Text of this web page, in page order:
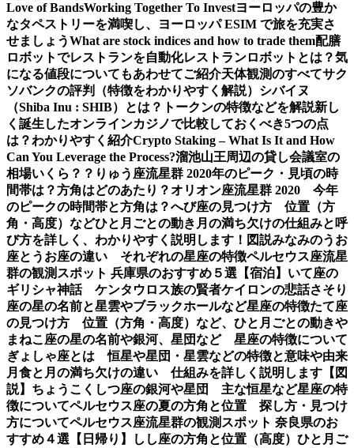
Love of BandsWorking Together To Investヨーロッパの豊か
なタペストリーを満喫し、ヨーロッパ ESIM で旅を充実さ
せましょうWhat are stock indices and how to trade them配膳
ロボットでレストランを自動化レストランロボットとは？気
になる値段についてもあわせてご紹介天体観測のすべてサク
ソバンクの評判（特徴をわかりやすく解説） シバイヌ
（Shiba Inu : SHIB）とは？トークンの特徴などを解説新し
く誕生したオンラインカジノで比較しておくべき5つの点
は？わかりやすく紹介Crypto Staking – What Is It and How
Can You Leverage the Process?溜池山王周辺の貸し会議室の
相場いくら？？ りゅう座流星群 2020年のピーク・見頃の時
間帯は？方角はどのあたり？オリオン座流星群 2020 今年
のピークの時間帯と方角は？へび座の見つけ方 位置（方
角・高度）などひと月ごとの動き 月の満ち欠けの仕組みと呼
び方を詳しく、わかりやすく説明します！図説みなみのうお
座とうお座の違い それぞれの星座の特徴ペルセウス座流星
群の観測スポット 兵庫県のおすすめ５選【宿泊】 いて座の
ギリシャ神話 ケンタウロス族の賢者ケイロンの悲話さそり
座の星の名前と星雲やブラックホールなど星座の特徴たて座
の見つけ方 位置（方角・高度）など、ひと月ごとの動きや
まねこ座の星の名前や銀河、星団など 星座の特徴について
ぎょしゃ座とは 恒星や星団・星雲などの特徴と意味や由来
月食と月の満ち欠けの違い 仕組みを詳しく説明します【図
説】 ちょうこくしつ座の銀河や星団 主な恒星など星座の特
徴についてペルセウス座の夏の方角と位置 探し方・見つけ
方についてペルセウス座流星群の観測スポット 奈良県のお
すすめ４選【日帰り】
しし座の方角と位置（高度）ひと月ご